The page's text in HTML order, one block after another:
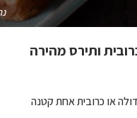
ותירס מהירה